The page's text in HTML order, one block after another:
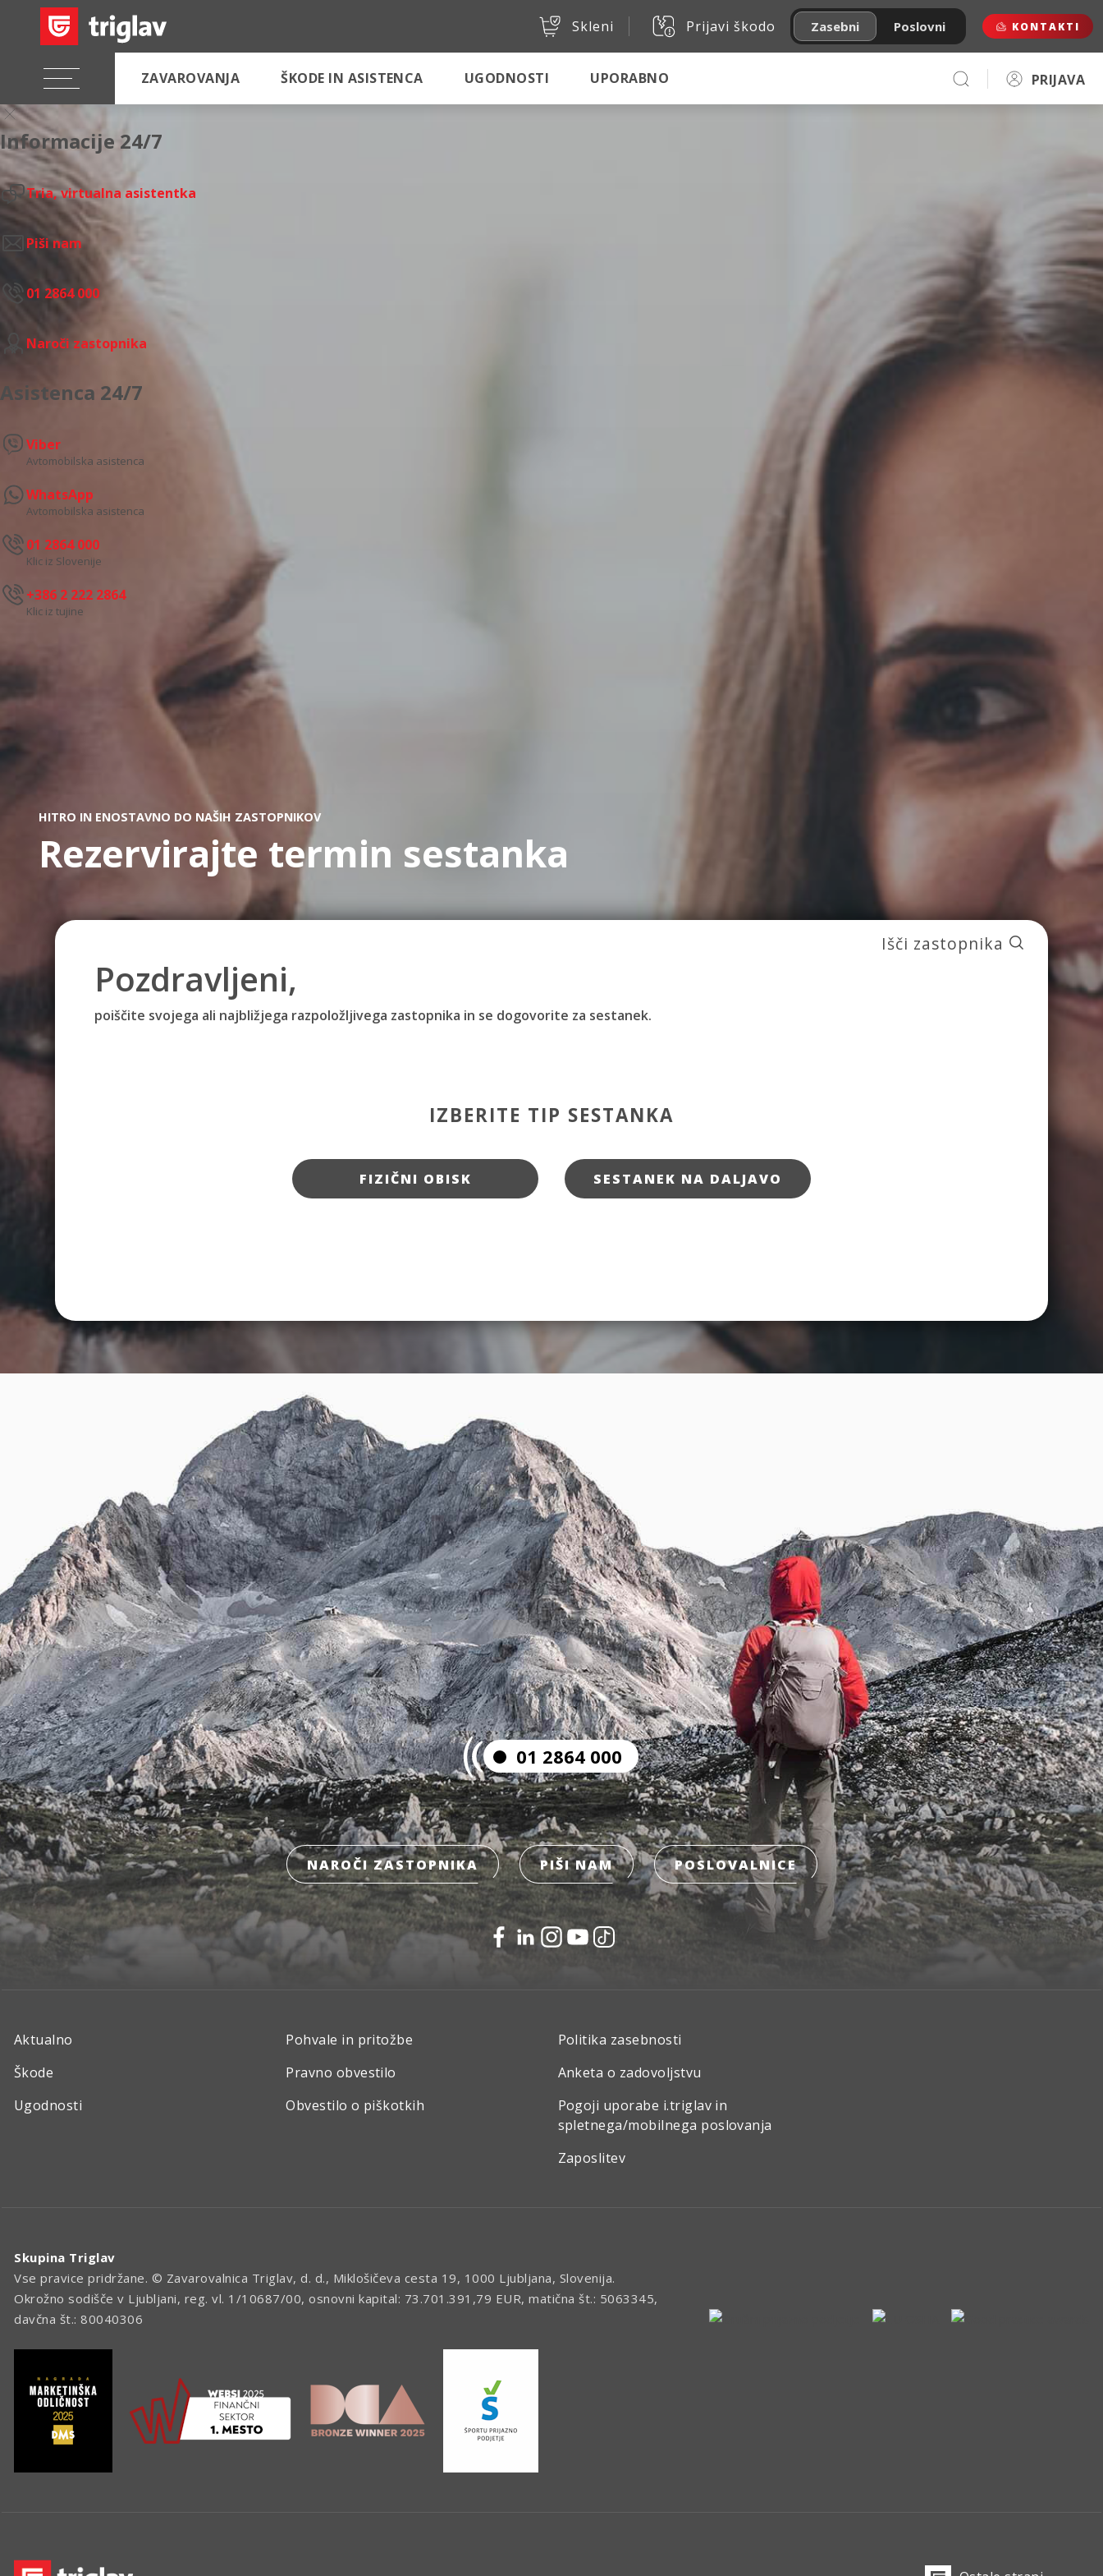
Skleni Prijavi škodo Zasebni Poslovni KONTAKTI
ZAVAROVANJA ŠKODE IN ASISTENCA UGODNOSTI UPORABNO PRIJAVA
Informacije 24/7
Tria, virtualna asistentka
Piši nam
01 2864 000
Naroči zastopnika
Asistenca 24/7
Viber
Avtomobilska asistenca
WhatsApp
Avtomobilska asistenca
01 2864 000
Klic iz Slovenije
+386 2 222 2864
Klic iz tujine
HITRO IN ENOSTAVNO DO NAŠIH ZASTOPNIKOV
Rezervirajte termin sestanka
Išči zastopnika
Pozdravljeni,
poiščite svojega ali najbližjega razpoložljivega zastopnika in se dogovorite za sestanek.
IZBERITE TIP SESTANKA
FIZIČNI OBISK SESTANEK NA DALJAVO
01 2864 000
NAROČI ZASTOPNIKA PIŠI NAM POSLOVALNICE
Aktualno
Škode
Ugodnosti
Pohvale in pritožbe
Pravno obvestilo
Obvestilo o piškotkih
Politika zasebnosti
Anketa o zadovoljstvu
Pogoji uporabe i.triglav in
spletnega/mobilnega poslovanja
Zaposlitev
Skupina Triglav
Vse pravice pridržane. © Zavarovalnica Triglav, d. d., Miklošičeva cesta 19, 1000 Ljubljana, Slovenija.
Okrožno sodišče v Ljubljani, reg. vl. 1/10687/00, osnovni kapital: 73.701.391,79 EUR, matična št.: 5063345,
davčna št.: 80040306